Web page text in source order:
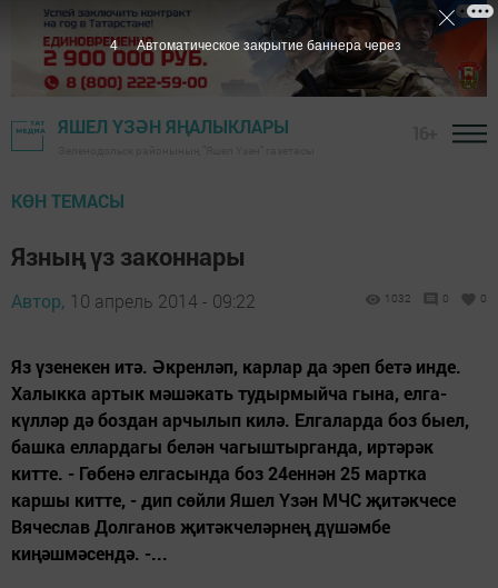
ЯШЕЛ ҮЗӘН ЯҢАЛЫКЛАРЫ
КӨН ТЕМАСЫ
Язның үз законнары
Автор, 10 апрель 2014 - 09:22 1032 0 0
Яз үзенекен итә. Әкренләп, карлар да эреп бетә инде.
Халыкка артык мәшәкать тудырмыйча гына, елга-
күлләр дә боздан арчылып килә. Елгаларда боз быел,
башка еллардагы белән чагыштырганда, иртәрәк
китте. - Гөбенә елгасында боз 24еннән 25 мартка
каршы китте, - дип сөйли Яшел Үзән МЧС җитәкчесе
Вячеслав Долганов җитәкчеләрнең дүшәмбе
киңәшмәсендә. -...
3 Автоматическое закрытие баннера через